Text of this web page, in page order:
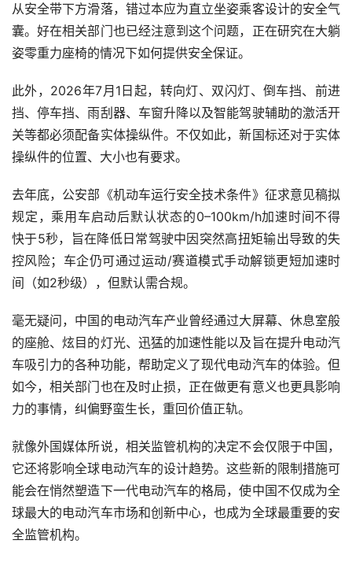
从安全带下方滑落，错过本应为直立坐姿乘客设计的安全气
囊。好在相关部门也已经注意到这个问题，正在研究在大躺
姿零重力座椅的情况下如何提供安全保证。
此外，2026年7月1日起，转向灯、双闪灯、倒车挡、前进
挡、停车挡、雨刮器、车窗升降以及智能驾驶辅助的激活开
关等都必须配备实体操纵件。不仅如此，新国标还对于实体
操纵件的位置、大小也有要求。
去年底，公安部《机动车运行安全技术条件》征求意见稿拟
规定，乘用车启动后默认状态的0–100km/h加速时间不得
快于5秒，旨在降低日常驾驶中因突然高扭矩输出导致的失
控风险；车企仍可通过运动/赛道模式手动解锁更短加速时
间（如2秒级），但默认需合规。
毫无疑问，中国的电动汽车产业曾经通过大屏幕、休息室般
的座舱、炫目的灯光、迅猛的加速性能以及旨在提升电动汽
车吸引力的各种功能，帮助定义了现代电动汽车的体验。但
如今，相关部门也在及时止损，正在做更有意义也更具影响
力的事情，纠偏野蛮生长，重回价值正轨。
就像外国媒体所说，相关监管机构的决定不会仅限于中国，
它还将影响全球电动汽车的设计趋势。这些新的限制措施可
能会在悄然塑造下一代电动汽车的格局，使中国不仅成为全
球最大的电动汽车市场和创新中心，也成为全球最重要的安
全监管机构。